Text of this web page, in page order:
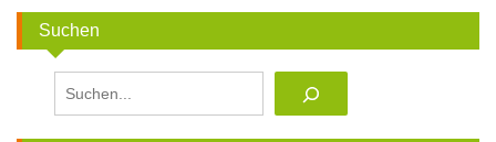
Suchen